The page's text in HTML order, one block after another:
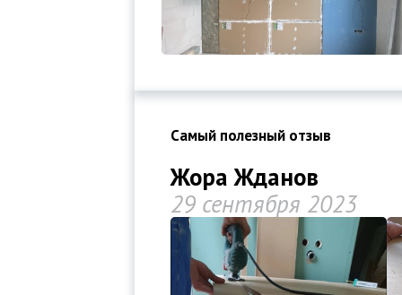
Самый полезный отзыв
Жора Жданов
29 сентября 2023